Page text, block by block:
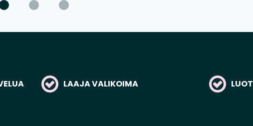
LAAJA VALIKOIMA